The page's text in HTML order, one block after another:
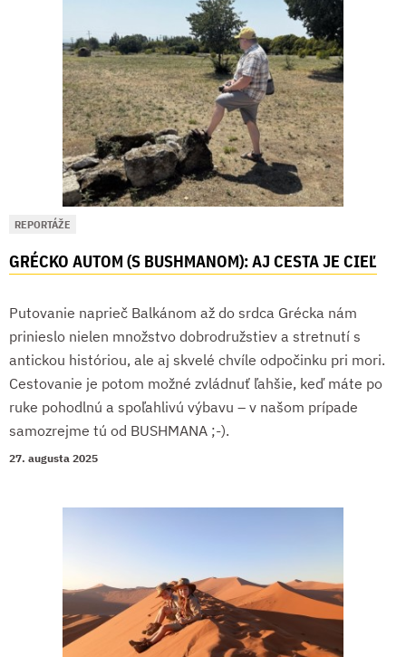
REPORTÁŽE
GRÉCKO AUTOM (S BUSHMANOM): AJ CESTA JE CIEĽ
Putovanie naprieč Balkánom až do srdca Grécka nám
prinieslo nielen množstvo dobrodružstiev a stretnutí s
antickou históriou, ale aj skvelé chvíle odpočinku pri mori.
Cestovanie je potom možné zvládnuť ľahšie, keď máte po
ruke pohodlnú a spoľahlivú výbavu – v našom prípade
samozrejme tú od BUSHMANA ;-).
27. augusta 2025